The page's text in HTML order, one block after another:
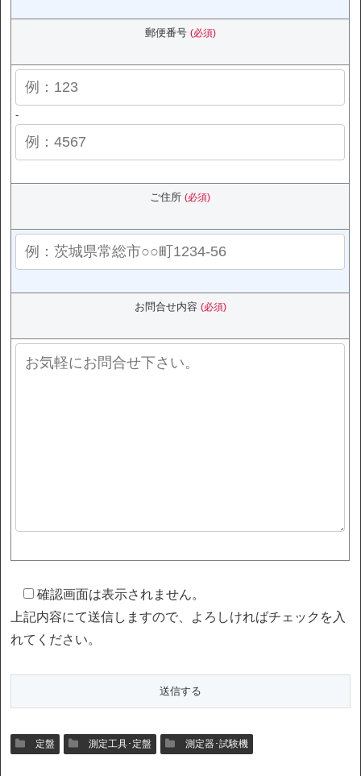
郵便番号 (必須)
-
ご住所(必須)
お問合せ内容 (必須)
確認画面は表示されません。
上記内容にて送信しますので、よろしければチェックを入
れてください。
定盤 測定工具･定盤 測定器･試験機